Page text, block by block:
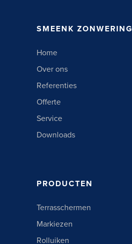
SMEENK ZONWERING
Home
Over ons
Referenties
Offerte
Service
Downloads
PRODUCTEN
Terrasschermen
Markiezen
Rolluiken